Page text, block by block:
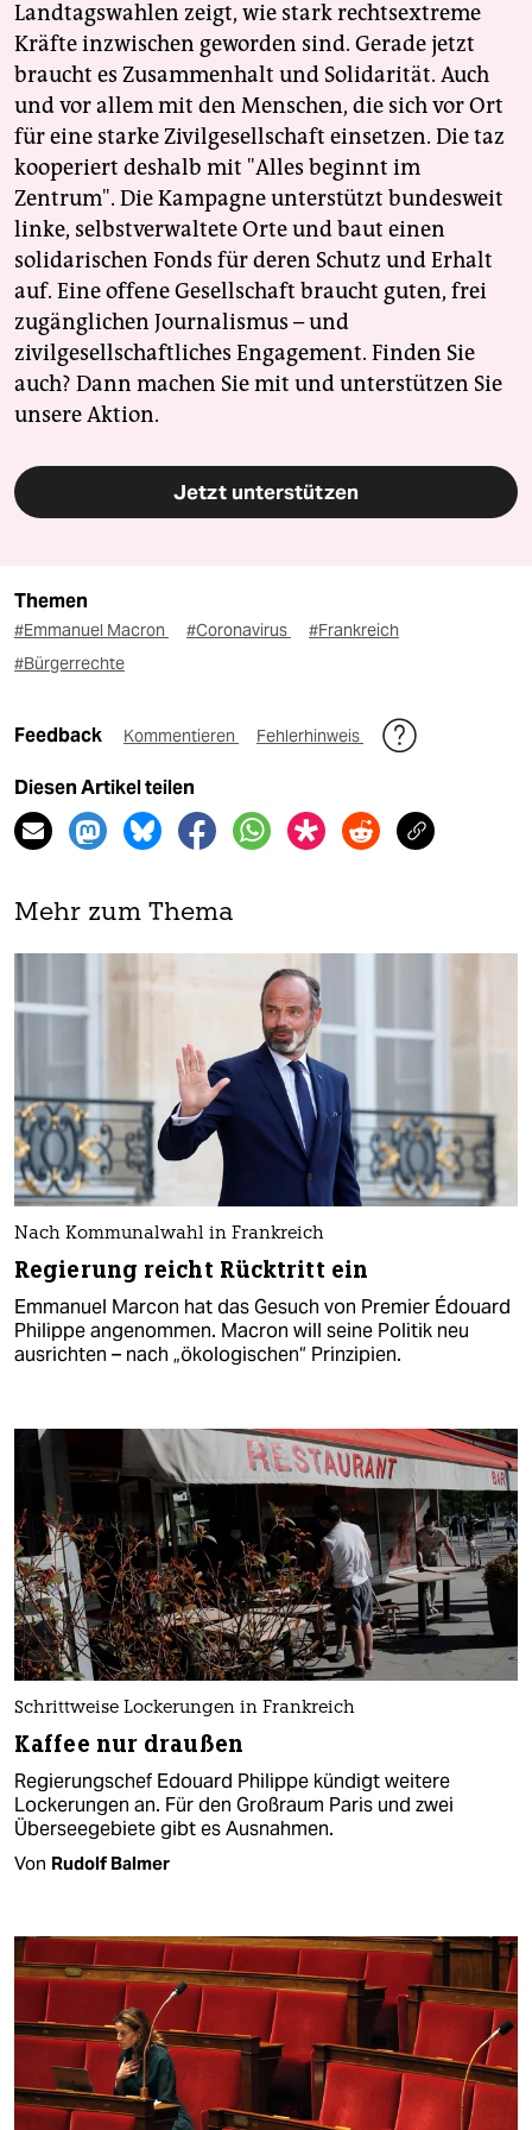
Landtagswahlen zeigt, wie stark rechtsextreme
Kräfte inzwischen geworden sind. Gerade jetzt
braucht es Zusammenhalt und Solidarität. Auch
und vor allem mit den Menschen, die sich vor Ort
für eine starke Zivilgesellschaft einsetzen. Die taz
kooperiert deshalb mit "Alles beginnt im
Zentrum". Die Kampagne unterstützt bundesweit
linke, selbstverwaltete Orte und baut einen
solidarischen Fonds für deren Schutz und Erhalt
auf. Eine offene Gesellschaft braucht guten, frei
zugänglichen Journalismus – und
zivilgesellschaftliches Engagement. Finden Sie
auch? Dann machen Sie mit und unterstützen Sie
unsere Aktion.
Jetzt unterstützen
Themen
#Emmanuel Macron #Coronavirus
#Frankreich
#Bürgerrechte
Feedback Kommentieren Fehlerhinweis
Diesen Artikel teilen
Mehr zum Thema
Nach Kommunalwahl in Frankreich
Regierung reicht Rücktritt ein
Emmanuel Marcon hat das Gesuch von Premier Édouard
Philippe angenommen. Macron will seine Politik neu
ausrichten – nach „ökologischen“ Prinzipien.
Schrittweise Lockerungen in Frankreich
Kaffee nur draußen
Regierungschef Edouard Philippe kündigt weitere
Lockerungen an. Für den Großraum Paris und zwei
Überseegebiete gibt es Ausnahmen.
Von Rudolf Balmer